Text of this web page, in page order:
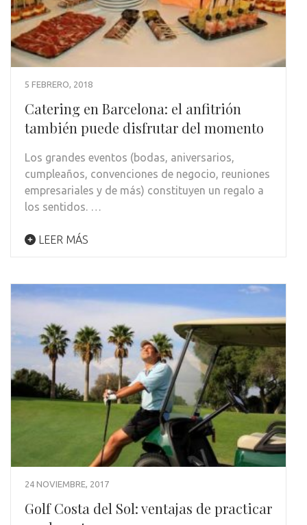
5 FEBRERO, 2018
Catering en Barcelona: el anfitrión
también puede disfrutar del momento
Los grandes eventos (bodas, aniversarios,
cumpleaños, convenciones de negocio, reuniones
empresariales y de más) constituyen un regalo a
los sentidos. …
LEER MÁS
24 NOVIEMBRE, 2017
Golf Costa del Sol: ventajas de practicar